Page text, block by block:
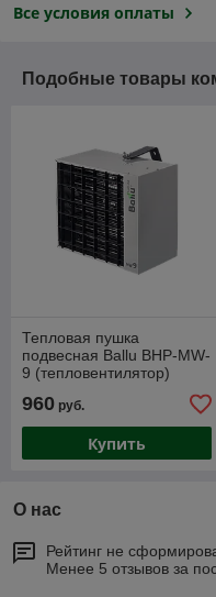
Все условия оплаты
Подобные товары
Тепловая пушка
подвесная Ballu BHP-MW-
9 (тепловентилятор)
960 руб.
Купить
О нас
Рейтинг не
Менее 5 отзывов за